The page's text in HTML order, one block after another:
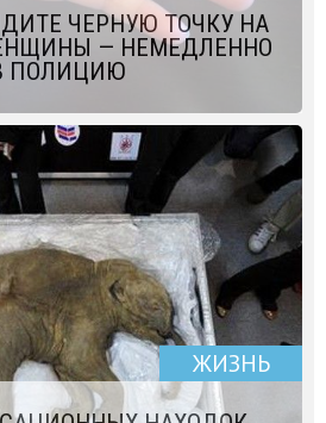
ЧЕРНУЮ ТОЧКУ НА
— НЕМЕДЛЕННО
ПОЛИЦИЮ
ЖИЗНЬ